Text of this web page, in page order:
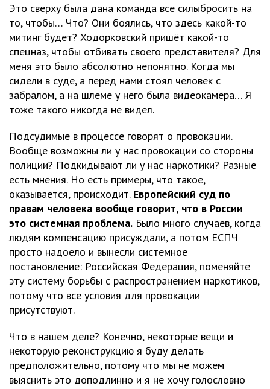
Это сверху была дана команда все силыбросить на
то, чтобы… Что? Они боялись, что здесь какой-то
митинг будет? Ходорковский пришёт какой-то
спецназ, чтобы отбивать своего представителя? Для
меня это было абсолютно непонятно. Когда мы
сидели в суде, а перед нами стоял человек с
забралом, а на шлеме у него была видеокамера… Я
тоже такого никогда не видел.
Подсудимые в процессе говорят о провокации.
Вообще возможны ли у нас провокации со стороны
полиции? Подкидывают ли у нас наркотики? Разные
есть мнения. Но есть примеры, что такое,
оказывается, происходит. Европейский суд по
правам человека вообще говорит, что в России
это системная проблема. Было много случаев, когда
людям компенсацию присуждали, а потом ЕСПЧ
просто надоело и вынесли системное
постановление: Российская Федерация, поменяйте
эту систему борьбы с распространением наркотиков,
потому что все условия для провокации
присутствуют.
Что в нашем деле? Конечно, некоторые вещи и
некоторую реконструкцию я буду делать
предположительно, потому что мы не можем
выяснить это доподлинно и я не хочу голословно